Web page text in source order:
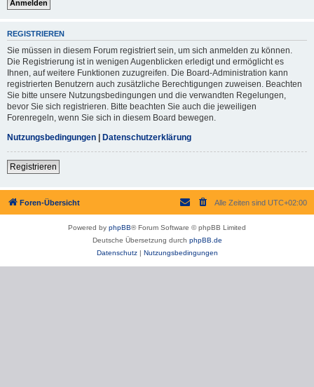
REGISTRIEREN
Sie müssen in diesem Forum registriert sein, um sich anmelden zu können.
Die Registrierung ist in wenigen Augenblicken erledigt und ermöglicht es
Ihnen, auf weitere Funktionen zuzugreifen. Die Board-Administration kann
registrierten Benutzern auch zusätzliche Berechtigungen zuweisen. Beachten
Sie bitte unsere Nutzungsbedingungen und die verwandten Regelungen,
bevor Sie sich registrieren. Bitte beachten Sie auch die jeweiligen
Forenregeln, wenn Sie sich in diesem Board bewegen.
Nutzungsbedingungen | Datenschutzerklärung
Registrieren
Foren-Übersicht Alle Zeiten sind UTC+02:00
Powered by phpBB® Forum Software © phpBB Limited
Deutsche Übersetzung durch phpBB.de
Datenschutz| Nutzungsbedingungen